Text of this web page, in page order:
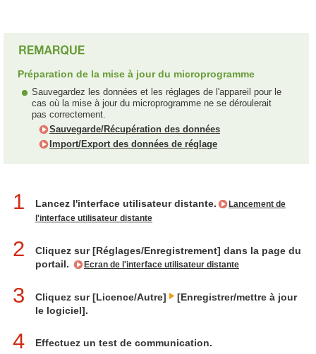
Préparation de la mise à jour du microprogramme
Sauvegardez les données et les réglages de l'appareil pour le
cas où la mise à jour du microprogramme ne se déroulerait
pas correctement.
Sauvegarde/Récupération des données
Import/Export des données de réglage
1 Lancez l'interface utilisateur distante.
Lancement de
l'interface utilisateur distante
2
Cliquez sur [Réglages/Enregistrement] dans la page du
portail.
Ecran de l'interface utilisateur distante
3 Cliquez sur [Licence/Autre]
[Enregistrer/mettre à jour
le logiciel].
4 Effectuez un test de communication.